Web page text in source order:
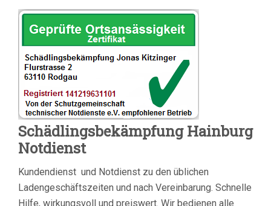
Schädlingsbekämpfung Hainburg
Notdienst
Kundendienst und Notdienst zu den üblichen
Ladengeschäftszeiten und nach Vereinbarung. Schnelle
Hilfe, wirkungsvoll und preiswert. Wir bedienen alle